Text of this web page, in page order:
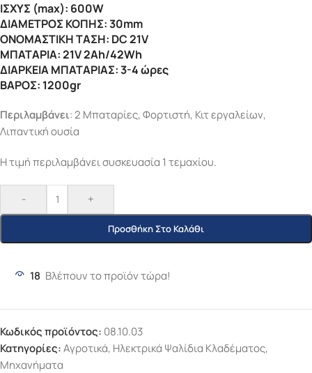
ΙΣΧΥΣ (max): 600W
ΔΙΑΜΕΤΡΟΣ ΚΟΠΗΣ: 30mm
ΟΝΟΜΑΣΤΙΚΗ ΤΑΣΗ: DC 21V
ΜΠΑΤΑΡΙΑ: 21V 2Ah/42Wh
ΔΙΑΡΚΕΙΑ ΜΠΑΤΑΡΙΑΣ: 3-4 ώρες
ΒΑΡΟΣ: 1200gr
Περιλαμβάνει: 2 Μπαταρίες, Φορτιστή, Κιτ εργαλείων,
Λιπαντική ουσία
Η τιμή περιλαμβάνει συσκευασία 1 τεμαχίου.
- +
Προσθήκη Στο Καλάθι
18 Βλέπουν το προϊόν τώρα!
Κωδικός προϊόντος: 08.10.03
Κατηγορίες:Αγροτικά, Ηλεκτρικά Ψαλίδια Κλαδέματος,
Μηχανήματα